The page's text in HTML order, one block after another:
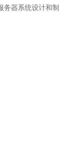
务器系统设计和